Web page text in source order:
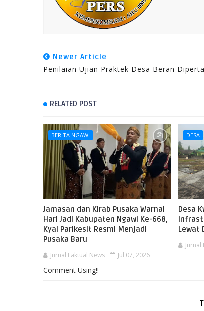
Newer Article
Penilaian Ujian Praktek Desa Beran
RELATED POST
BERITA NGAWI
Jamasan dan Kirab Pusaka Warnai
Hari Jadi Kabupaten Ngawi Ke-668,
Kyai Parikesit Resmi Menjadi
Pusaka Baru
Jurnal Faktual News Jul 07, 2026
DESA
Desa
Lewat
Jurnal
Comment Using!!